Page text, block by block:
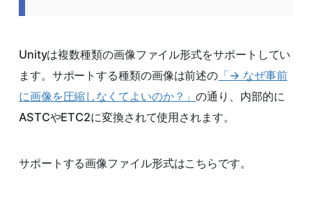
Unityは複数種類の画像ファイル形式をサポートしてい
ます。サポートする種類の画像は前述の 「→ なぜ事前
に画像を圧縮しなくてよいのか？」の通り、内部的に
ASTCやETC2に変換されて使用されます。
サポートする画像ファイル形式はこちらです。